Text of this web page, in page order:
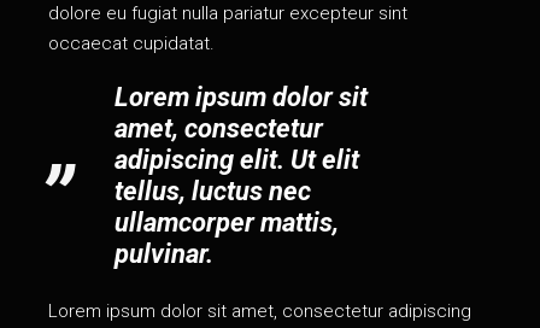
dolore eu fugiat nulla pariatur excepteur sint
occaecat cupidatat.
Lorem ipsum dolor sit
amet, consectetur
adipiscing elit. Ut elit
tellus, luctus nec
ullamcorper mattis,
pulvinar.
Lorem ipsum dolor sit amet, consectetur adipiscing